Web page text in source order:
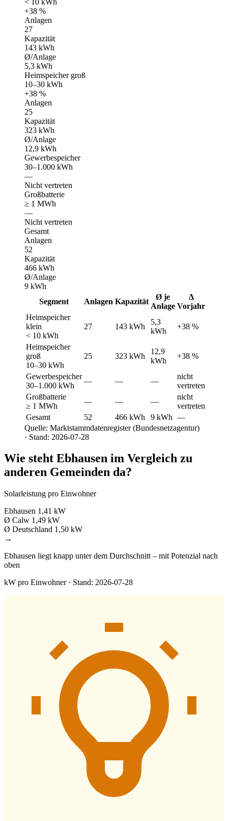
+38 %
Anlagen
27
Kapazität
143 kWh
Ø/Anlage
5,3 kWh
Heimspeicher groß
10–30 kWh
+38 %
Anlagen
25
Kapazität
323 kWh
Ø/Anlage
12,9 kWh
Gewerbespeicher
30–1.000 kWh
—
Nicht vertreten
Großbatterie
≥ 1 MWh
—
Nicht vertreten
Gesamt
Anlagen
52
Kapazität
466 kWh
Ø/Anlage
9 kWh
Segment
Anlagen Kapazität
Ø je
Anlage
Δ
Vorjahr
Heimspeicher
klein
< 10 kWh
27 143 kWh
5,3
kWh
+38 %
Heimspeicher
groß
10–30 kWh
25 323 kWh
12,9
kWh
+38 %
Gewerbespeicher
30–1.000 kWh
— — —
nicht
vertreten
Großbatterie
≥ 1 MWh
— — —
nicht
vertreten
Gesamt
52 466 kWh 9 kWh —
Quelle: Marktstammdatenregister (Bundesnetzagentur)
· Stand: 2026-07-28
Wie steht Ebhausen im Vergleich zu
anderen Gemeinden da?
Solarleistung pro Einwohner
Ebhausen 1,41 kW
Ø Calw 1,49 kW
Ø Deutschland 1,50 kW
→
Ebhausen liegt knapp unter dem Durchschnitt – mit Potenzial nach
oben
kW pro Einwohner · Stand: 2026-07-28